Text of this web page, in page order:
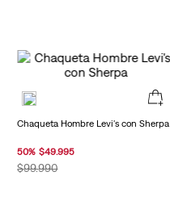
Chaqueta Hombre Levi's con Sherpa
50% $49.995
$99.990